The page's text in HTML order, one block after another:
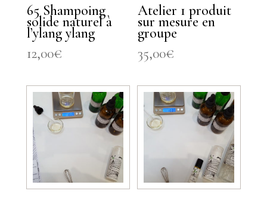
65 Shampoing
solide naturel à
l’ylang ylang
12,00€
Atelier 1 produit
sur mesure en
groupe
35,00€